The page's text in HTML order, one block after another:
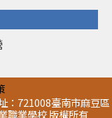
：721008臺南市麻豆區
職業學校 版權所有